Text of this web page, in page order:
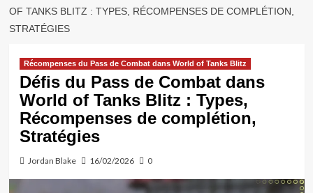
OF TANKS BLITZ : TYPES, RÉCOMPENSES DE COMPLÉTION,
STRATÉGIES
Récompenses du Pass de Combat dans World of Tanks Blitz
Défis du Pass de Combat dans
World of Tanks Blitz : Types,
Récompenses de complétion,
Stratégies
Jordan Blake 16/02/2026 0